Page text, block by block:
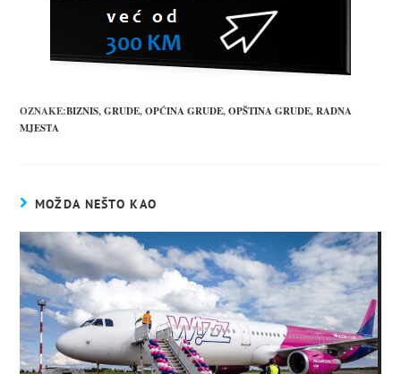
OZNAKE:BIZNIS, GRUDE, OPĆINA GRUDE, OPŠTINA GRUDE, RADNA
MJESTA
MOŽDA NEŠTO KAO